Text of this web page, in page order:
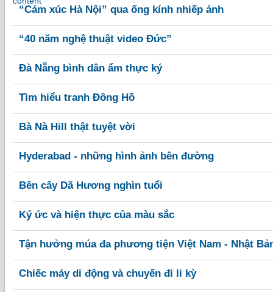
“Cảm xúc Hà Nội” qua ống kính nhiếp ảnh
“40 năm nghệ thuật video Đức”
Đà Nẵng bình dân ẩm thực ký
Tìm hiểu tranh Đông Hồ
Bà Nà Hill thật tuyệt vời
Hyderabad - những hình ảnh bên đường
Bên cây Dã Hương nghìn tuổi
Ký ức và hiện thực của màu sắc
Tận hưởng múa đa phương tiện Việt Nam - Nhật
Chiếc máy di động và chuyến đi li kỳ